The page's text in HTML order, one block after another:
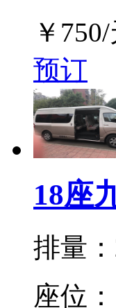
￥ 750/
预订
18座
排量
座位